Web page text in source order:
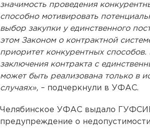
значимость проведения
способно мотивировать
выбор закупки у единственного
этом Законом о контрактной
приоритет конкурентных
заключения контракта c
может быть реализована только в
случаях», – подчеркнули в УФАС.
Челябинское УФАС выдало
предупреждение о